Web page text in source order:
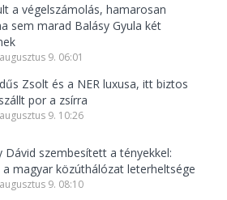
a végelszámolás, hamarosan
sem marad Balásy Gyula két
9. 06:01
Zsolt és a NER luxusa, itt biztos
por a zsírra
9. 10:26
Dávid szembesített a tényekkel:
a magyar közúthálózat leterheltsége
9. 08:10